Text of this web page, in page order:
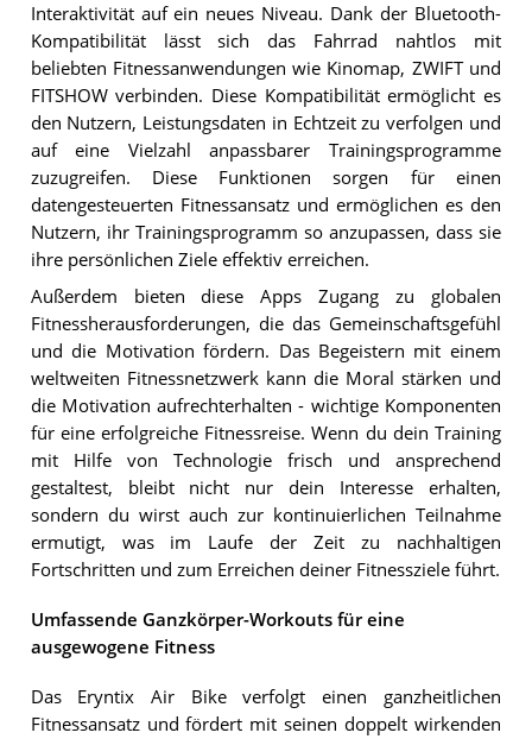
Interaktivität auf ein neues Niveau. Dank der Bluetooth-
Kompatibilität lässt sich das Fahrrad nahtlos mit
beliebten Fitnessanwendungen wie Kinomap, ZWIFT und
FITSHOW verbinden. Diese Kompatibilität ermöglicht es
den Nutzern, Leistungsdaten in Echtzeit zu verfolgen und
auf eine Vielzahl anpassbarer Trainingsprogramme
zuzugreifen. Diese Funktionen sorgen für einen
datengesteuerten Fitnessansatz und ermöglichen es den
Nutzern, ihr Trainingsprogramm so anzupassen, dass sie
ihre persönlichen Ziele effektiv erreichen.
Außerdem bieten diese Apps Zugang zu globalen
Fitnessherausforderungen, die das Gemeinschaftsgefühl
und die Motivation fördern. Das Begeistern mit einem
weltweiten Fitnessnetzwerk kann die Moral stärken und
die Motivation aufrechterhalten - wichtige Komponenten
für eine erfolgreiche Fitnessreise. Wenn du dein Training
mit Hilfe von Technologie frisch und ansprechend
gestaltest, bleibt nicht nur dein Interesse erhalten,
sondern du wirst auch zur kontinuierlichen Teilnahme
ermutigt, was im Laufe der Zeit zu nachhaltigen
Fortschritten und zum Erreichen deiner Fitnessziele führt.
Umfassende Ganzkörper-Workouts für eine
ausgewogene Fitness
Das Eryntix Air Bike verfolgt einen ganzheitlichen
Fitnessansatz und fördert mit seinen doppelt wirkenden